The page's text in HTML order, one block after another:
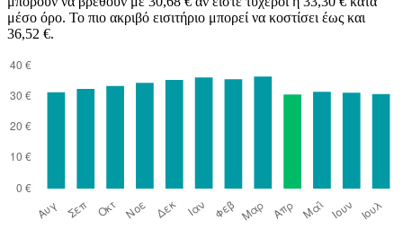
μέσο όρο. Το πιο ακριβό εισιτήριο μπορεί να κοστίσει έως και
36,52 €.